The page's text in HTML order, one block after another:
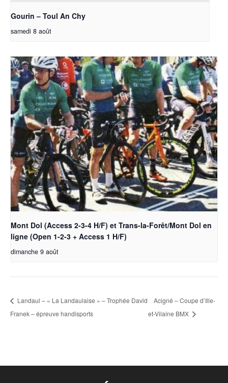
Gourin – Toul An Chy
samedi 8 août
Mont Dol (Access 2-3-4 H/F) et Trans-la-Forêt/Mont Dol en
ligne (Open 1-2-3 + Access 1 H/F)
dimanche 9 août
Landaul – « La Landaulaise » – Trophée David
Franek – épreuve handisports
Acigné – Coupe d’Ille-
et-Vilaine BMX